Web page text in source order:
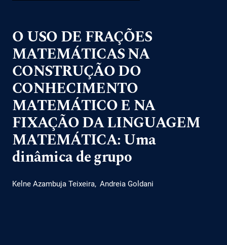
O USO DE FRAÇÕES
MATEMÁTICAS NA
CONSTRUÇÃO DO
CONHECIMENTO
MATEMÁTICO E NA
FIXAÇÃO DA LINGUAGEM
MATEMÁTICA: Uma
dinâmica de grupo
Kelne Azambuja Teixeira Andreia Goldani